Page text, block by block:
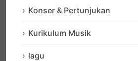
Konser & Pertunjukan
Kurikulum Musik
lagu